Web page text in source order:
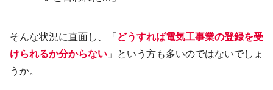
そんな状況に直面し、「 どうすれば電気工事業の登録を受
けられるか分からない 」という方も多いのではないでしょ
うか。